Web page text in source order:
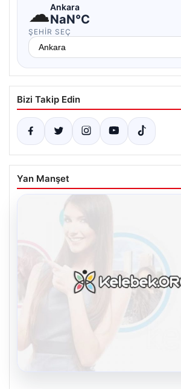
☁Ankara
NaN°C
ŞEHIR SEÇ
Bizi Takip Edin
Yan Manşet